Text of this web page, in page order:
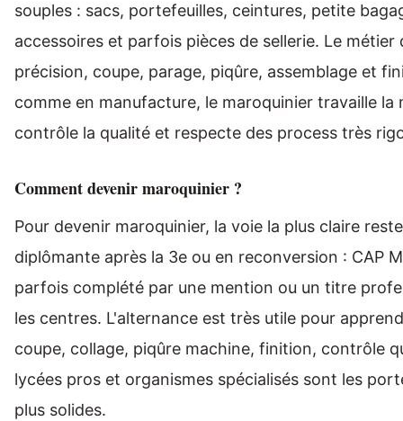
souples : sacs, portefeuilles, ceintures, petite
accessoires et parfois pièces de sellerie. Le métier
précision, coupe, parage, piqûre, assemblage et
comme en manufacture, le maroquinier travaille la
contrôle la qualité et respecte des process très
Comment devenir maroquinier ?
Pour devenir maroquinier, la voie la plus claire
diplômante après la 3e ou en reconversion : CAP
parfois complété par une mention ou un titre
les centres. L'alternance est très utile pour
coupe, collage, piqûre machine, finition, contrôle
lycées pros et organismes spécialisés sont les
plus solides.